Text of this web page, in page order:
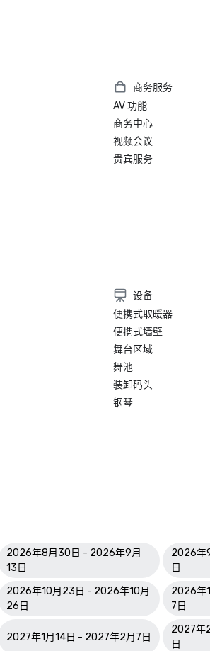
商务服务
AV 功能
商务中心
视频会议
贵宾服务
设备
便携式取暖器
便携式墙壁
舞台区域
舞池
装卸码头
钢琴
2026年8月30日 - 2026年9月
13日
2026年
日
2026年10月23日 - 2026年10月
26日
2026年
7日
2027年1月14日 - 2027年2月7日
2027年
日